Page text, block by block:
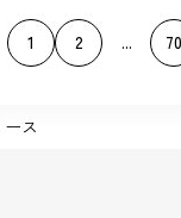
1 2 ... 70
ス